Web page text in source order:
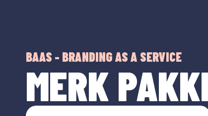
BAAS - BRANDING AS A SERVICE
MERK